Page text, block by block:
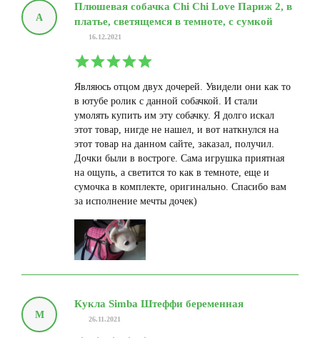
А
Плюшевая собачка Chi Chi Love Париж 2, в
платье, светящемся в темноте, с сумкой
16.12.2021
Являюсь отцом двух дочерей. Увидели они как то
в ютубе ролик с данной собачкой. И стали
умолять купить им эту собачку. Я долго искал
этот товар, нигде не нашел, и вот наткнулся на
этот товар на данном сайте, заказал, получил.
Дочки были в востроге. Сама игрушка приятная
на ощупь, а светится то как в темноте, еще и
сумочка в комплекте, оригинально. Спасибо вам
за исполнение мечты дочек)
М
Кукла Simba Штеффи беременная
26.11.2021